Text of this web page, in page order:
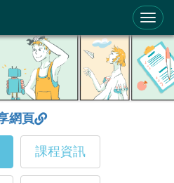
助系統
網頁
課程資訊